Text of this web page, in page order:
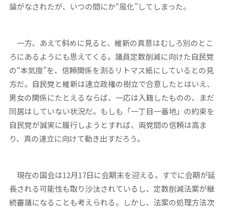
論がなされたが、いつの間にか“風化”してしまった。
一方、あえて斜めに見ると、維新の真意はむしろ別のとこ
ろにあるようにも思えてくる。議員定数削減に向けた自民党
の“本気度”を、信頼関係を測るリトマス紙にしているとの見
方だ。自民党と維新は連立政権の樹立で合意したとはいえ、
男女の関係にたとえるならば、一応は入籍したものの、まだ
同居はしていない状況だ。もしも「一丁目一番地」の約束を
自民党が誠実に履行しようとすれば、両党間の信頼は高ま
り、真の連立に向けて動き出すだろう。
現在の国会は12月17日に会期末を迎える。すでに会期が延
長される可能性も取り沙汰されているし、定数削減法案が継
続審議になることも考えられる。しかし、法案の処理方法次